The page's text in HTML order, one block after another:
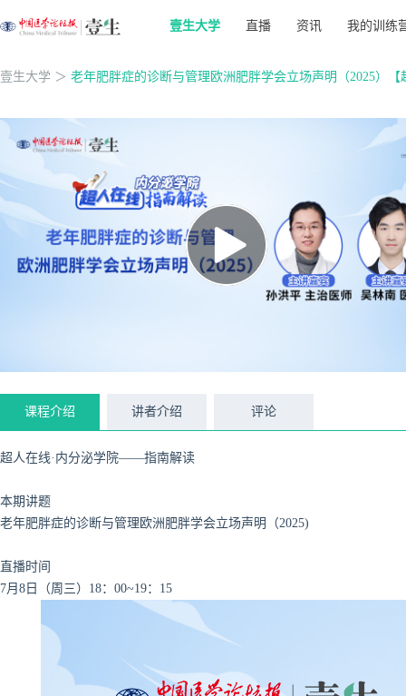
壹生大学 直播 资讯 我的训练
壹生大学 ＞ 老年肥胖症的诊断与管理欧洲肥胖学会立场声明（2025）【
课程介绍 讲者介绍 评论
超人在线·内分泌学院——指南解读
本期讲题
老年肥胖症的诊断与管理欧洲肥胖学会立场声明（2025)
直播时间
7月8日（周三）18：00~19：15